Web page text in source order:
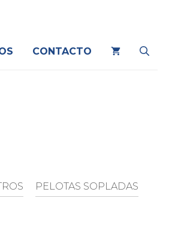
CONTACTO
PELOTAS SOPLADAS